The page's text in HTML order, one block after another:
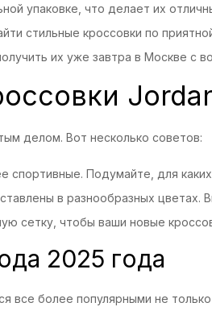
упаковке, что делает их
стильные кроссовки по
их уже завтра в Москве с
делом. Вот несколько советов:
спортивные. Подумайте, для
в разнообразных
сетку, чтобы ваши новые
2025 года
все более популярными не